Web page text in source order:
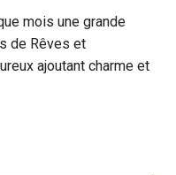
mois une grande
de Rêves et
ajoutant charme et